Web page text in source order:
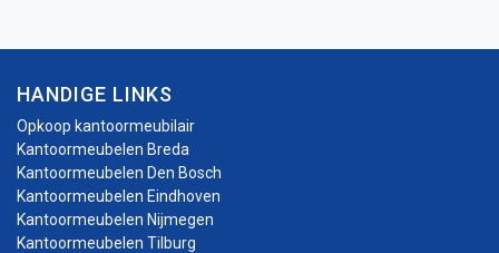
HANDIGE LINKS
Opkoop kantoormeubilair
Kantoormeubelen Breda
Kantoormeubelen Den Bosch
Kantoormeubelen Eindhoven
Kantoormeubelen Nijmegen
Kantoormeubelen Tilburg